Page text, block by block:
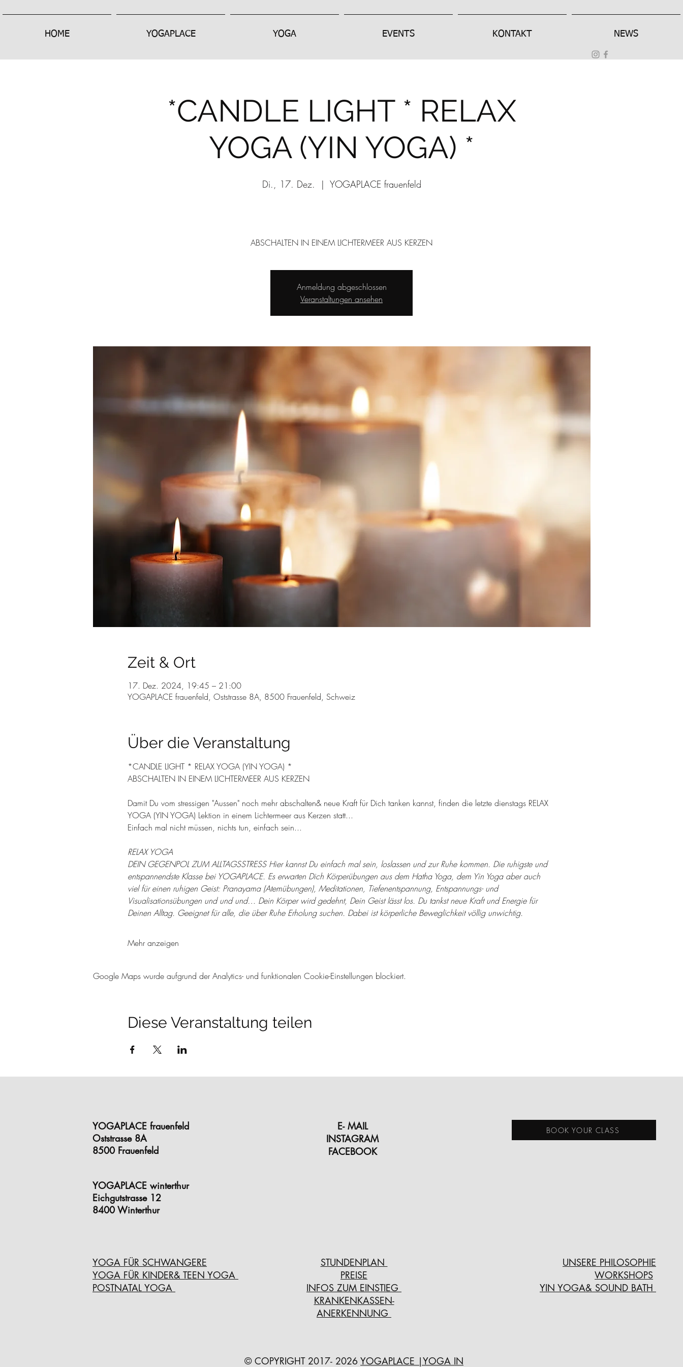
HOME YOGAPLACE YOGA EVENTS KONTAKT NEWS
*CANDLE LIGHT * RELAX
YOGA (YIN YOGA) *
Di., 17. Dez.
  |
YOGAPLACE frauenfeld
Anmeldung abgeschlossen
Veranstaltungen ansehen
Zeit & Ort
17. Dez. 2024, 19:45 – 21:00
YOGAPLACE frauenfeld, Oststrasse 8A, 8500 Frauenfeld, Schweiz
Über die Veranstaltung
*CANDLE LIGHT * RELAX YOGA (YIN YOGA) *
ABSCHALTEN IN EINEM LICHTERMEER AUS KERZEN
Damit Du vom stressigen "Aussen" noch mehr abschalten& neue Kraft für Dich tanken kannst, finden die letzte dienstags RELAX
YOGA (YIN YOGA) Lektion in einem Lichtermeer aus Kerzen statt...
Einfach mal nicht müssen, nichts tun, einfach sein...
RELAX YOGA
DEIN GEGENPOL ZUM ALLTAGSSTRESS Hier kannst Du einfach mal sein, loslassen und zur Ruhe kommen. Die ruhigste und
entspannendste Klasse bei YOGAPLACE. Es erwarten Dich Körperübungen aus dem Hatha Yoga, dem Yin Yoga aber auch
viel für einen ruhigen Geist: Pranayama (Atemübungen), Meditationen, Tiefenentspannung, Entspannungs- und
Visualisationsübungen und und und… Dein Körper wird gedehnt, Dein Geist lässt los. Du tankst neue Kraft und Energie für
Deinen Alltag. Geeignet für alle, die über Ruhe Erholung suchen. Dabei ist körperliche Beweglichkeit völlig unwichtig.
Mehr anzeigen
Google Maps wurde aufgrund der Analytics- und funktionalen Cookie-Einstellungen blockiert.
Diese Veranstaltung teilen
YOGAPLACE frauenfeld
Oststrasse 8A
8500 Frauenfeld
YOGAPLACE winterthur
Eichgutstrasse 12
8400 Winterthur
YOGA FÜR SCHWANGERE
YOGA FÜR KINDER& TEEN YOGA
POSTNATAL YOGA
E- MAIL
INSTAGRAM
FACEBOOK
STUNDENPLAN
PREISE
INFOS ZUM EINSTIEG
KRANKENKASSEN-
ANERKENNUNG
BOOK YOUR CLASS
UNSERE PHILOSOPHIE
WORKSHOPS
YIN YOGA& SOUND BATH
© COPYRIGHT 2017- 2026 YOGAPLACE |YOGA IN